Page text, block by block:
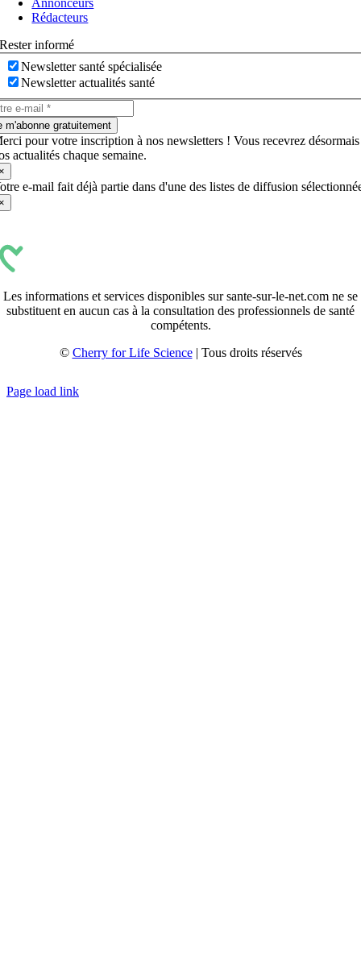
Rédacteurs
Rester informé
Newsletter santé spécialisée
Newsletter actualités santé
m'abonne gratuitement
pour votre inscription à nos newsletters ! Vous recevrez désormais
actualités chaque semaine.
e-mail fait déjà partie dans d'une des listes de diffusion
Les informations et services disponibles sur sante-sur-le-net.com ne se
substituent en aucun cas à la consultation des professionnels de santé
compétents.
© Cherry for Life Science| Tous droits réservés
Page load link